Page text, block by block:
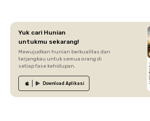
Yuk cari Hunian
untukmu sekarang!
Mewujudkan hunian berkualitas dan
terjangkau untuk semua orang di
setiap fase kehidupan.
Download Aplikasi